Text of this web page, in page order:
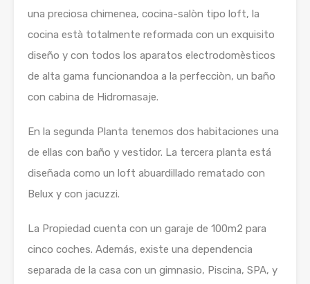
una preciosa chimenea, cocina-salòn tipo loft, la
cocina està totalmente reformada con un exquisito
diseño y con todos los aparatos electrodomèsticos
de alta gama funcionandoa a la perfecciòn, un baño
con cabina de Hidromasaje.
En la segunda Planta tenemos dos habitaciones una
de ellas con baño y vestidor. La tercera planta está
diseñada como un loft abuardillado rematado con
Belux y con jacuzzi.
La Propiedad cuenta con un garaje de 100m2 para
cinco coches. Además, existe una dependencia
separada de la casa con un gimnasio, Piscina, SPA, y